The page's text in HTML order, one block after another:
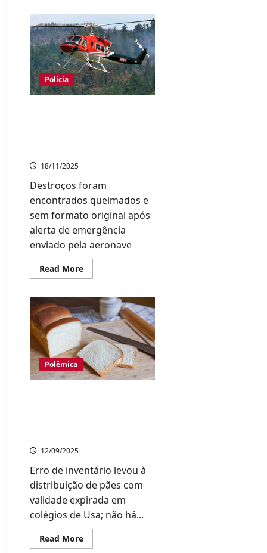
de
grande
proporção
destrói
mais
de
170
prédios
em
Oita,
Polícia
18/11/2025
Destroços foram
encontrados queimados e
sem formato original após
alerta de emergência
enviado pela aeronave
Read MoreRead
more
pequeno
porte
cai
em
área
montanhosa
de
Fukuoka;
três
Polêmica
12/09/2025
Erro de inventário levou à
distribuição de pães com
validade expirada em
colégios de Usa; não há...
Read MoreRead
more